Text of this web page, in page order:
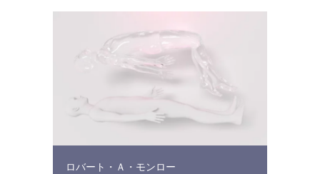
ロバート・Ａ・モンロー